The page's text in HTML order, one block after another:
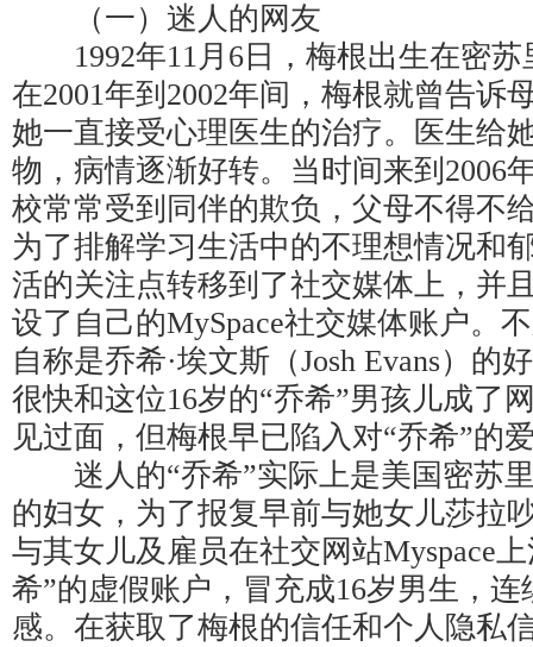
（一）迷人的网友
1992年11月6日，梅根出生在密苏
在2001年到2002年间，梅根就曾告诉
她一直接受心理医生的治疗。医生给
物，病情逐渐好转。当时间来到2006
校常常受到同伴的欺负，父母不得不
为了排解学习生活中的不理想情况和
活的关注点转移到了社交媒体上，并
设了自己的MySpace社交媒体账户。
自称是乔希·埃文斯（Josh Evans）的
很快和这位16岁的“乔希”男孩儿成了
见过面，但梅根早已陷入对“乔希”的
迷人的“乔希”实际上是美国密苏里
的妇女，为了报复早前与她女儿莎拉
与其女儿及雇员在社交网站Myspace
希”的虚假账户，冒充成16岁男生，
感。在获取了梅根的信任和个人隐私